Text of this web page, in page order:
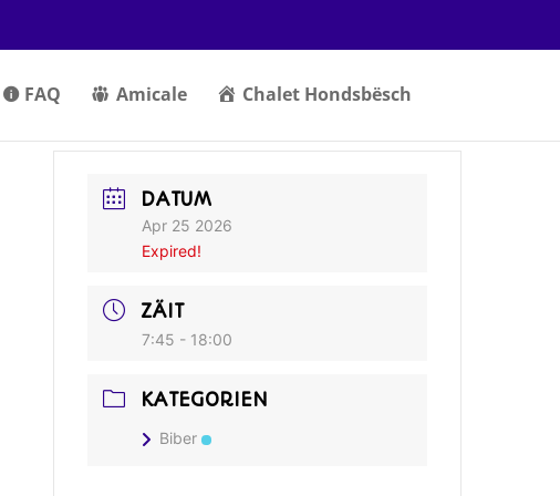
FAQ Amicale Chalet Hondsbësch
DATUM
Apr 25 2026
Expired!
ZÄIT
7:45 - 18:00
KATEGORIEN
Biber